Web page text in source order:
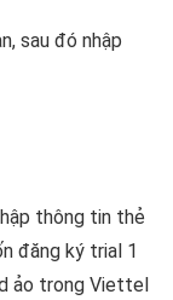
sau đó nhập
thông tin thẻ
đăng ký trial 1
ảo trong Viettel